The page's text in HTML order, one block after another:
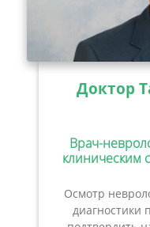
Доктор
Врач-
клиническим
Осмотр
диагностики